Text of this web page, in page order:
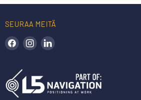
SEURAA MEITÄ
Löydä meidät Facebookista
Löydä meidät Instagramista